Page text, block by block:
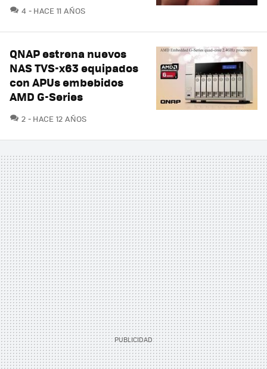
4 COMENTARIOS
HACE 11 AÑOS
QNAP estrena nuevos
NAS TVS-x63 equipados
con APUs embebidos
AMD G-Series
2 COMENTARIOS
HACE 12 AÑOS